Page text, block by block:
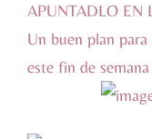
APUNTADLO EN
Un buen plan
este fin de